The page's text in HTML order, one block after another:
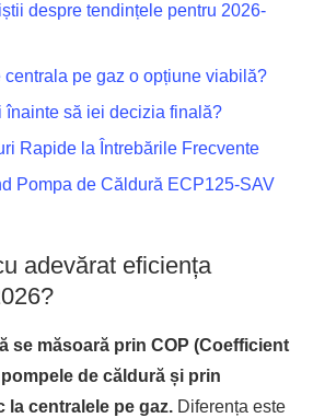
despre tendințele pentru 2026-
centrala pe gaz o opțiune viabilă?
înainte să iei decizia finală?
Rapide la Întrebările Frecvente
Pompa de Căldură ECP125-SAV
adevărat eficiența
se măsoară prin COP (Coefficient
de căldură și prin
la centralele pe gaz. Diferența este